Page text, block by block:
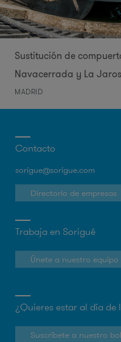
Sustitución de
Navacerrada y La
MADRID
Contacto
sorigue@sorigue.com
Directorio de empresas
Trabaja en Sorigué
Únete a nuestro equipo
¿Quieres estar al día de
Suscríbete a nuestro